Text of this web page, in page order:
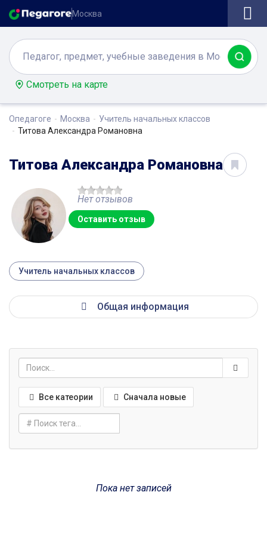
Москва
Смотреть на карте
Опедагоге Москва
Учитель начальных классов
Титова Александра Романовна
Титова Александра Романовна
Нет отзывов
Оставить отзыв
Учитель начальных классов
Общая информация
Все катеории Сначала новые
Пока нет записей